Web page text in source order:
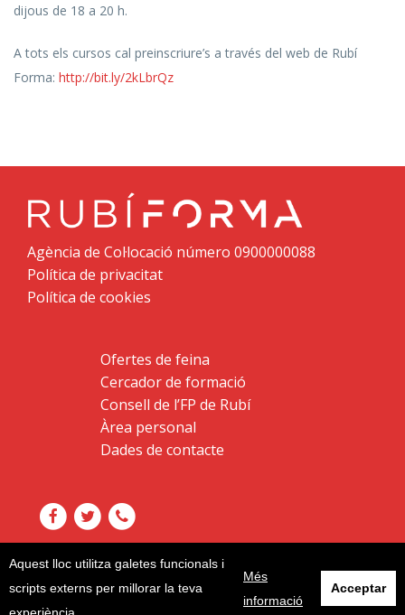
Aquest lloc utilitza galetes funcionals i
scripts externs per millorar la teva
Més
informació
Acceptar
dijous de 18 a 20 h.
A tots els cursos cal preinscriure’s a través del web de Rubí
Forma: http://bit.ly/2kLbrQz
Agència de Col·locació número 0900000088
Política de privacitat
Política de cookies
Ofertes de feina
Cercador de formació
Consell de l’FP de Rubí
Àrea personal
Dades de contacte